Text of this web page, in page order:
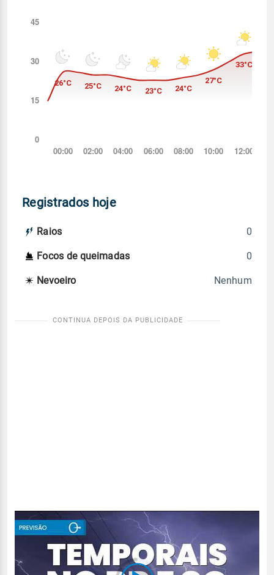
Registrados hoje
Raios 0
Focos de queimadas 0
Nevoeiro Nenhum